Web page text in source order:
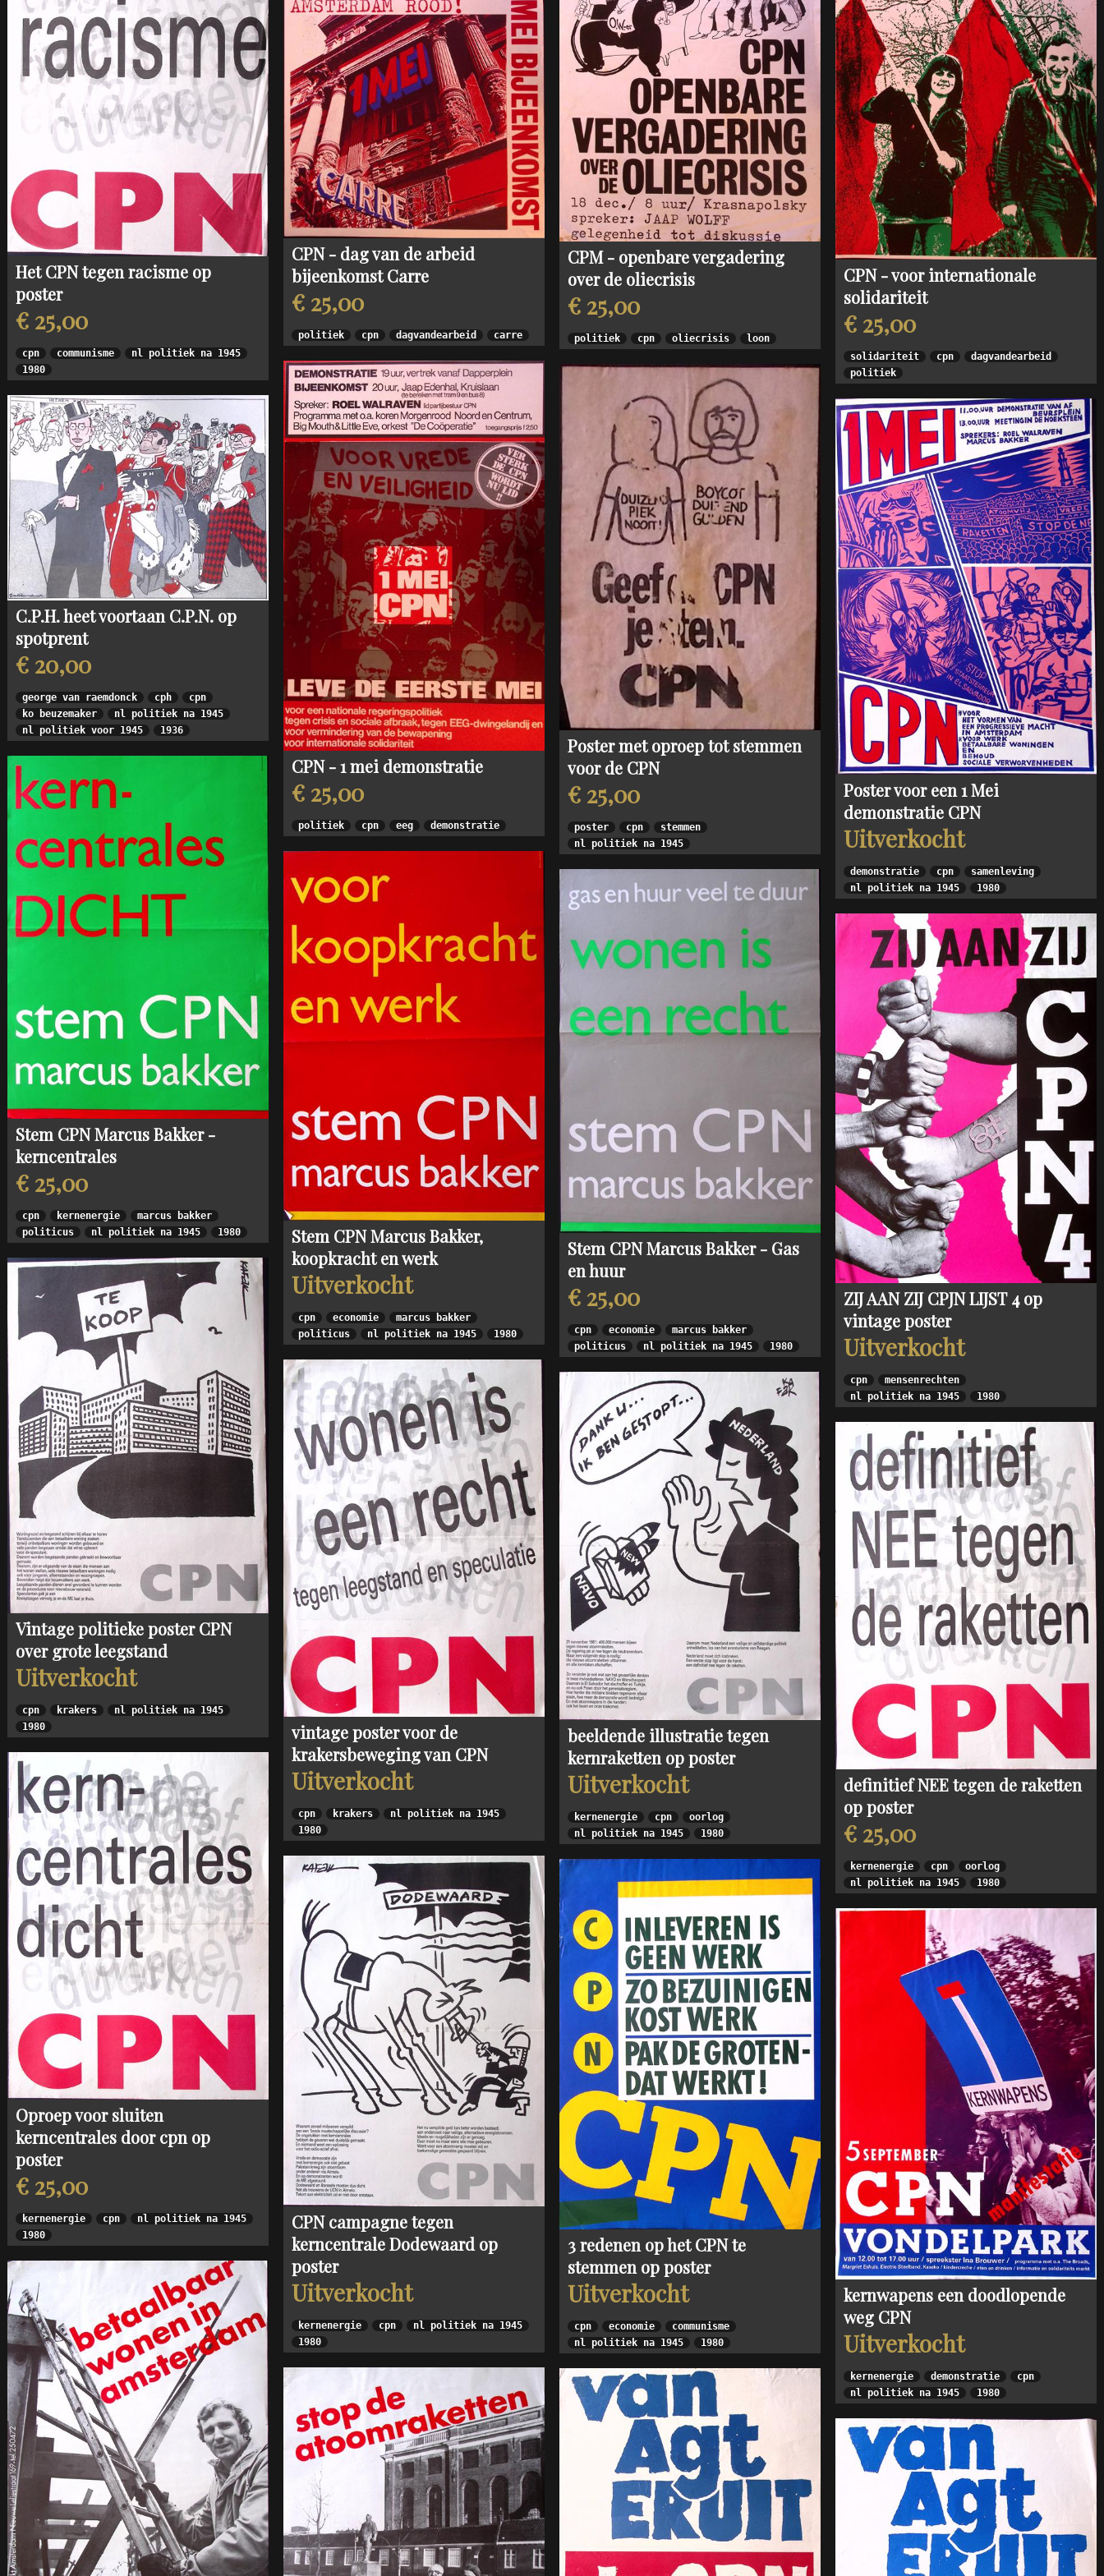
1980s: Propaganda in Noord-Korea
2005-2015: Amerika na 9-11
Albert Hahn Jr
Albert Funke Küpper
Jan Rot
Robert Wout (opland)
Rob Schröder
Kees Van Dongen
Peter van Reen
Ton Smits
Willem van Schaik
Vrij Nederland
Vrouwenrechten
Het CPN tegen racisme op
poster
€ 25,00
cpn communisme
nl politiek na 1945
1980
CPN - dag van de arbeid
bijeenkomst Carre
€ 25,00
politiek cpn dagvandearbeid carre
CPM - openbare vergadering
over de oliecrisis
€ 25,00
politiek cpn oliecrisis loon
CPN - voor internationale
solidariteit
€ 25,00
solidariteit cpn
dagvandearbeid
politiek
CPN - 1 mei demonstratie
€ 25,00
politiek cpn eeg demonstratie
Poster met oproep tot stemmen
voor de CPN
€ 25,00
poster cpn
stemmen
nl politiek na 1945
C.P.H. heet voortaan C.P.N. op
spotprent
€ 20,00
george van raemdonck cph
cpn
ko beuzemaker
nl politiek na 1945
nl politiek voor 1945
1936
Poster voor een 1 Mei
demonstratie CPN
Uitverkocht
demonstratie cpn
samenleving
nl politiek na 1945
1980
Stem CPN Marcus Bakker -
kerncentrales
€ 25,00
cpn kernenergie
marcus bakker
politicus
nl politiek na 1945 1980
Stem CPN Marcus Bakker,
koopkracht en werk
Uitverkocht
cpn economie
marcus bakker
politicus
nl politiek na 1945 1980
Stem CPN Marcus Bakker - Gas
en huur
€ 25,00
cpn economie
marcus bakker
politicus
nl politiek na 1945 1980
ZIJ AAN ZIJ CPJN LIJST 4 op
vintage poster
Uitverkocht
cpn
mensenrechten
nl politiek na 1945
1980
Vintage politieke poster CPN
over grote leegstand
Uitverkocht
cpn krakers
nl politiek na 1945
1980
vintage poster voor de
krakersbeweging van CPN
Uitverkocht
cpn krakers
nl politiek na 1945
1980
beeldende illustratie tegen
kernraketten op poster
Uitverkocht
kernenergie cpn
oorlog
nl politiek na 1945
1980
definitief NEE tegen de raketten
op poster
€ 25,00
kernenergie cpn
oorlog
nl politiek na 1945
1980
Oproep voor sluiten
kerncentrales door cpn op
poster
€ 25,00
kernenergie cpn
nl politiek na 1945
1980
CPN campagne tegen
kerncentrale Dodewaard op
poster
Uitverkocht
kernenergie cpn
nl politiek na 1945
1980
3 redenen op het CPN te
stemmen op poster
Uitverkocht
cpn economie
communisme
nl politiek na 1945
1980
kernwapens een doodlopende
weg CPN
Uitverkocht
kernenergie demonstratie
cpn
nl politiek na 1945
1980